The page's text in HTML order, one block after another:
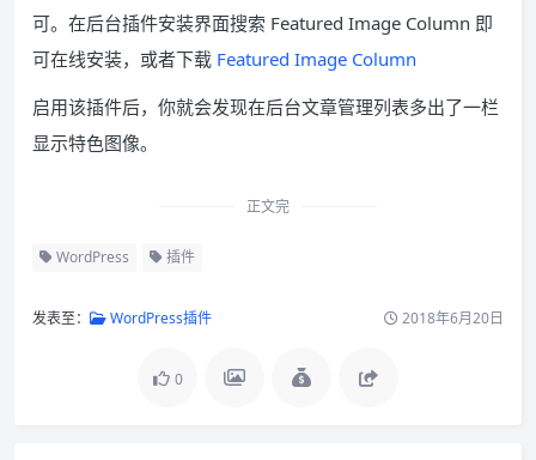
可。在后台插件安装界面搜索 Featured Image Column 即
可在线安装，或者下载 Featured Image Column
启用该插件后，你就会发现在后台文章管理列表多出了一栏
显示特色图像。
正文完
WordPress 插件
发表至： WordPress插件 2018年6月20日
0